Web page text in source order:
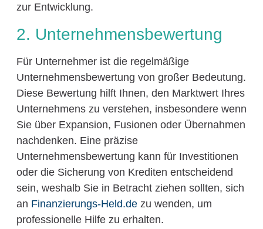
zur Entwicklung.
2. Unternehmensbewertung
Für Unternehmer ist die regelmäßige
Unternehmensbewertung von großer Bedeutung.
Diese Bewertung hilft Ihnen, den Marktwert Ihres
Unternehmens zu verstehen, insbesondere wenn
Sie über Expansion, Fusionen oder Übernahmen
nachdenken. Eine präzise
Unternehmensbewertung kann für Investitionen
oder die Sicherung von Krediten entscheidend
sein, weshalb Sie in Betracht ziehen sollten, sich
an Finanzierungs-Held.dezu wenden, um
professionelle Hilfe zu erhalten.